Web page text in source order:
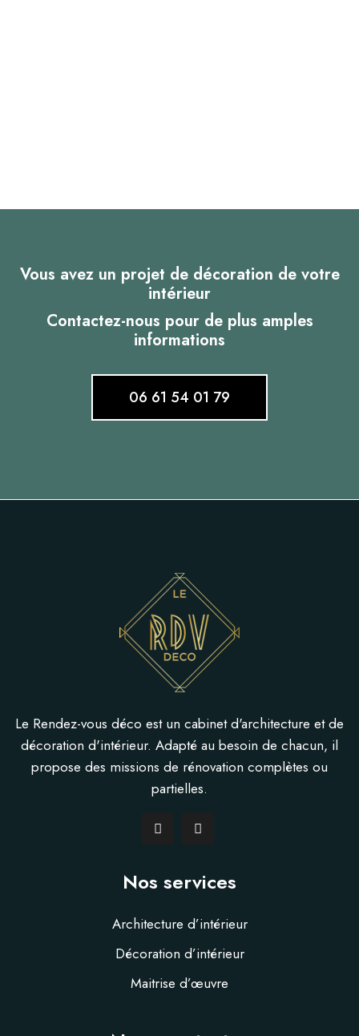
Vous avez un projet de décoration de votre
intérieur
Contactez-nous pour de plus amples
informations
06 61 54 01 79
Le Rendez-vous déco est un cabinet d'architecture et de
décoration d'intérieur. Adapté au besoin de chacun, il
propose des missions de rénovation complètes ou
partielles.
Nos services
Architecture d’intérieur
Décoration d’intérieur
Maitrise d’œuvre